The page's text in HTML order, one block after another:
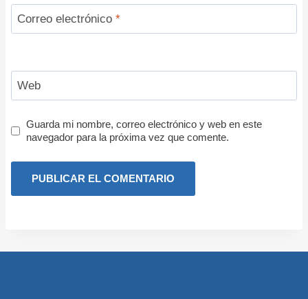
Correo electrónico *
Web
Guarda mi nombre, correo electrónico y web en este
navegador para la próxima vez que comente.